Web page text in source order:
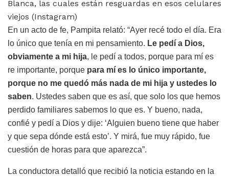
Blanca, las cuales están resguardas en esos celulares
viejos (Instagram)
En un acto de fe, Pampita relató: “Ayer recé todo el día. Era
lo único que tenía en mi pensamiento. Le pedí a Dios,
obviamente a mi hija, le pedí a todos, porque para mí es
re importante, porque para mí es lo único importante,
porque no me quedó más nada de mi hija y ustedes lo
saben. Ustedes saben que es así, que solo los que hemos
perdido familiares sabemos lo que es. Y bueno, nada,
confié y pedí a Dios y dije: ‘Alguien bueno tiene que haber
y que sepa dónde está esto’. Y mirá, fue muy rápido, fue
cuestión de horas para que aparezca”.
La conductora detalló que recibió la noticia estando en la